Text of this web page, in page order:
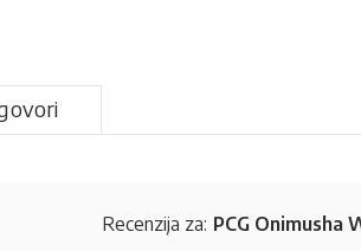
Recenzija za: PCG Onimusha